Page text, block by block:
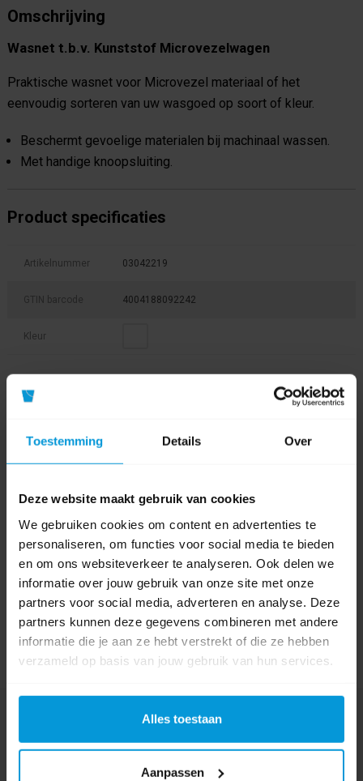
Toestemming Details Over
Deze website maakt gebruik van cookies
We gebruiken cookies om content en advertenties te
personaliseren, om functies voor social media te bieden
en om ons websiteverkeer te analyseren. Ook delen we
informatie over jouw gebruik van onze site met onze
partners voor social media, adverteren en analyse. Deze
partners kunnen deze gegevens combineren met andere
informatie die je aan ze hebt verstrekt of die ze hebben
verzameld op basis van jouw gebruik van hun services.
Alles toestaan
Aanpassen
Omschrijving
Wasnet t.b.v. Kunststof Microvezelwagen
Praktische wasnet voor Microvezel materiaal of het
eenvoudig sorteren van uw wasgoed op soort of kleur.
Beschermt gevoelige materialen bij machinaal wassen.
Met handige knoopsluiting.
Product specificaties
Artikelnummer 03042219
GTIN barcode 4004188092242
Kleur
Product labels
Schrijf als eerste voor dit product een beoordeling
Onze product specialisten staan voor je klaar!